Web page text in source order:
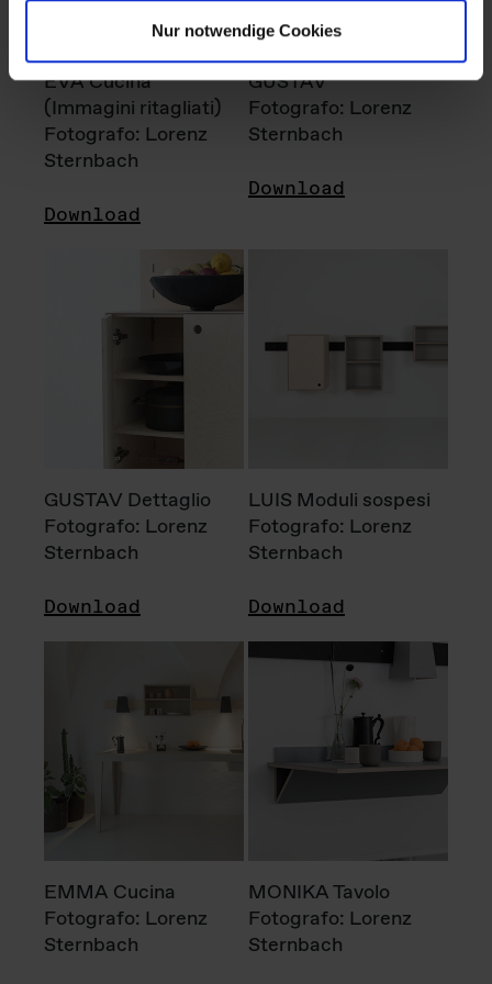
Nur notwendige Cookies
EVA Cucina
(Immagini ritagliati)
Fotografo: Lorenz
Sternbach
Download
GUSTAV
Fotografo: Lorenz
Sternbach
Download
GUSTAV Dettaglio
Fotografo: Lorenz
Sternbach
Download
LUIS Moduli sospesi
Fotografo: Lorenz
Sternbach
Download
EMMA Cucina
Fotografo: Lorenz
Sternbach
MONIKA Tavolo
Fotografo: Lorenz
Sternbach